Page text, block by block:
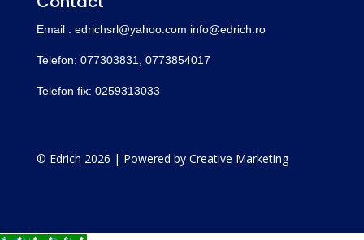
Email : edrichsrl@yahoo.com info@edrich.ro
Telefon: 077303831, 0773854017
Telefon fix: 0259313033
© Edrich 2026 | Powered by Creative Marketing